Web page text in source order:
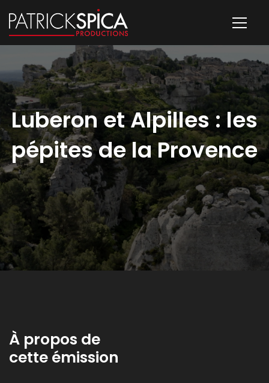
Luberon et Alpilles : les
pépites de la Provence
À propos de
cette émission